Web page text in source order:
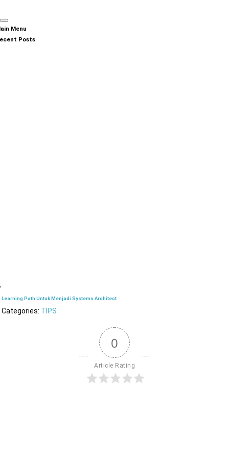
Menu
Posts
Learning Path Untuk Menjadi Systems Architect
Categories: TIPS
0
Article Rating